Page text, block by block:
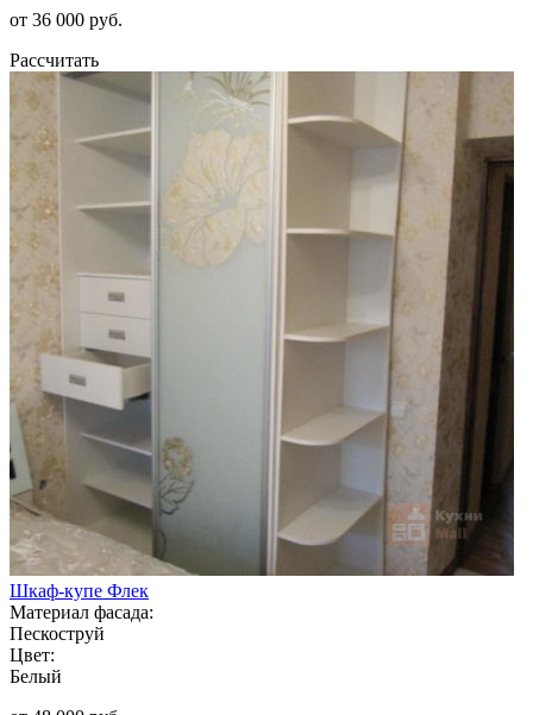
от 36 000 руб.
Рассчитать
Шкаф-купе Флек
Материал фасада:
Пескоструй
Цвет:
Белый